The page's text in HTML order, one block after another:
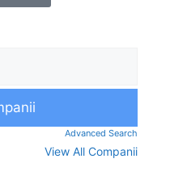
Advanced Search
View All Companii